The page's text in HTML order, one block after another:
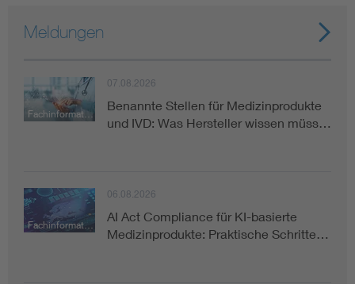
Meldungen
Fachinformation
07.08.2026
Benannte Stellen für Medizinprodukte
und IVD: Was Hersteller wissen müss…
Fachinformation
06.08.2026
AI Act Compliance für KI-basierte
Medizinprodukte: Praktische Schritte…